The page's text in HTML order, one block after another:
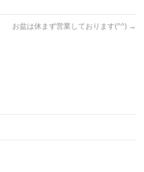
お盆は休まず営業しております(^^) →